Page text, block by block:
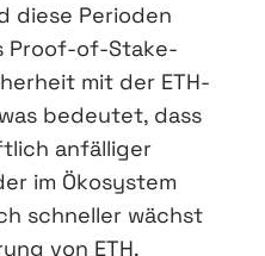
diese Perioden
Proof-of-Stake-
mit der ETH-
bedeutet, dass
anfälliger
im Ökosystem
schneller wächst
von ETH.